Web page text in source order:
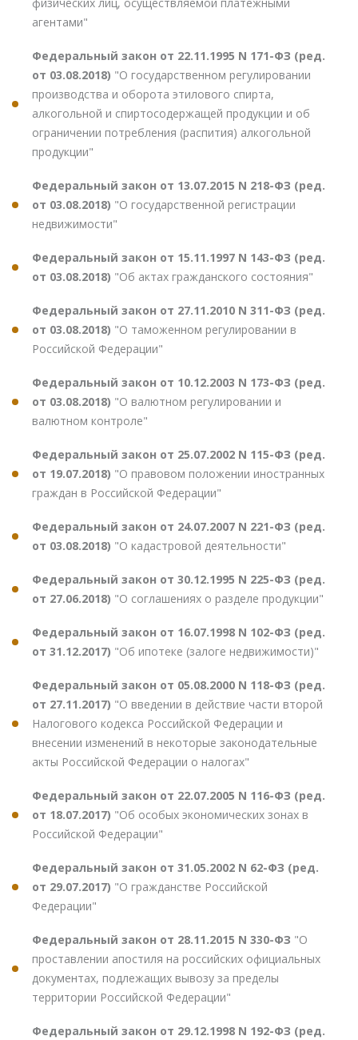
физических лиц, осуществляемой платежными
агентами"
Федеральный закон от 22.11.1995 N 171-ФЗ (ред.
от 03.08.2018) "О государственном регулировании
производства и оборота этилового спирта,
алкогольной и спиртосодержащей продукции и об
ограничении потребления (распития) алкогольной
продукции"
Федеральный закон от 13.07.2015 N 218-ФЗ (ред.
от 03.08.2018) "О государственной регистрации
недвижимости"
Федеральный закон от 15.11.1997 N 143-ФЗ (ред.
от 03.08.2018) "Об актах гражданского состояния"
Федеральный закон от 27.11.2010 N 311-ФЗ (ред.
от 03.08.2018) "О таможенном регулировании в
Российской Федерации"
Федеральный закон от 10.12.2003 N 173-ФЗ (ред.
от 03.08.2018) "О валютном регулировании и
валютном контроле"
Федеральный закон от 25.07.2002 N 115-ФЗ (ред.
от 19.07.2018) "О правовом положении иностранных
граждан в Российской Федерации"
Федеральный закон от 24.07.2007 N 221-ФЗ (ред.
от 03.08.2018) "О кадастровой деятельности"
Федеральный закон от 30.12.1995 N 225-ФЗ (ред.
от 27.06.2018) "О соглашениях о разделе продукции"
Федеральный закон от 16.07.1998 N 102-ФЗ (ред.
от 31.12.2017) "Об ипотеке (залоге недвижимости)"
Федеральный закон от 05.08.2000 N 118-ФЗ (ред.
от 27.11.2017) "О введении в действие части второй
Налогового кодекса Российской Федерации и
внесении изменений в некоторые законодательные
акты Российской Федерации о налогах"
Федеральный закон от 22.07.2005 N 116-ФЗ (ред.
от 18.07.2017) "Об особых экономических зонах в
Российской Федерации"
Федеральный закон от 31.05.2002 N 62-ФЗ (ред.
от 29.07.2017) "О гражданстве Российской
Федерации"
Федеральный закон от 28.11.2015 N 330-ФЗ "О
проставлении апостиля на российских официальных
документах, подлежащих вывозу за пределы
территории Российской Федерации"
Федеральный закон от 29.12.1998 N 192-ФЗ (ред.